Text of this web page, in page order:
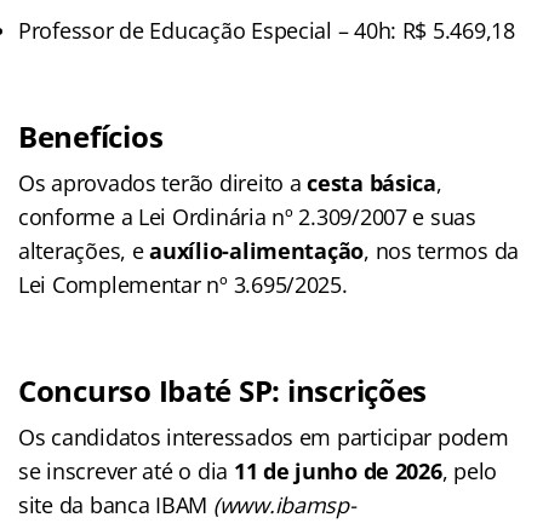
Professor de Educação Especial – 40h: R$ 5.469,18
Benefícios
Os aprovados terão direito acesta básica,
conforme a Lei Ordinária nº 2.309/2007 e suas
alterações, eauxílio-alimentação, nos termos da
Lei Complementar nº 3.695/2025.
Concurso Ibaté SP: inscrições
Os candidatos interessados em participar podem
se inscrever até o dia 11 de junho de 2026, pelo
site da banca IBAM (www.ibamsp-